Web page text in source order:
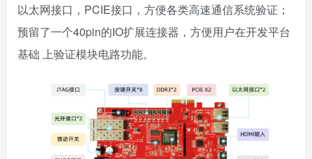
以太网接口，PCIE接口，方便各类高速通信系统验证；
预留了一个40pin的IO扩展连接器，方便用户在开发平台
基础 上验证模块电路功能。